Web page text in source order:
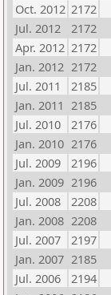
Oct. 2012 2172
Jul. 2012
2172
Apr. 2012 2172
Jan. 2012 2172
Jul. 2011
2185
Jan. 2011 2185
Jul. 2010
2176
Jan. 2010 2176
Jul. 2009
2196
Jan. 2009 2196
Jul. 2008
2208
Jan. 2008 2208
Jul. 2007
2197
Jan. 2007 2185
Jul. 2006
2194